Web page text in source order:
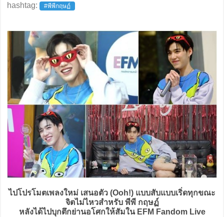
hashtag:
#พีพีกฤษฏ์
ไปโปรโมตเพลงใหม่ เสนอตัว (Ooh!) แบบสับแบบเริ่ดทุกขณะ
จิตไม่ไหวสำหรับ พีพี กฤษฏ์
หลังได้ไปบุกตึกย่านอโศกให้สัมใน EFM Fandom Live